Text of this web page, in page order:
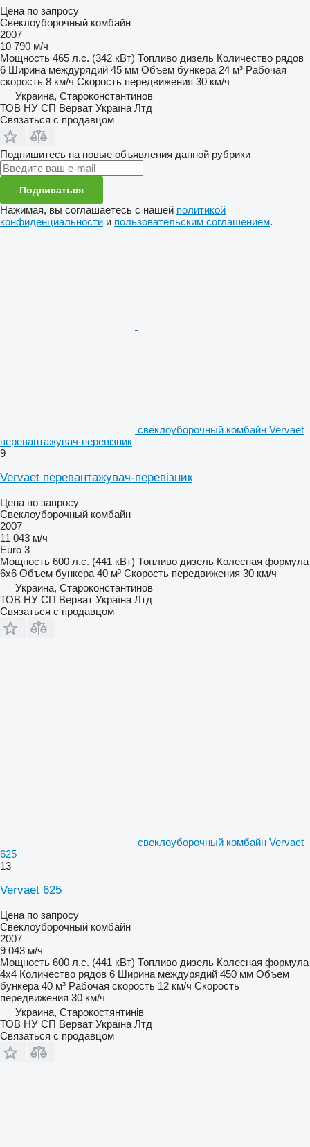
Цена по запросу
Свеклоуборочный комбайн
2007
10 790 м/ч
Мощность 465 л.с. (342 кВт) Топливо дизель Количество рядов
6 Ширина междурядий 45 мм Объем бункера 24 м³ Рабочая
скорость 8 км/ч Скорость передвижения 30 км/ч
Украина, Староконстантинов
ТОВ НУ СП Верват Україна Лтд
Связаться с продавцом
Подпишитесь на новые объявления данной рубрики
Подписаться
Нажимая, вы соглашаетесь с нашей политикой
конфиденциальности и пользовательским соглашением.
свеклоуборочный комбайн Vervaet
перевантажувач-перевізник
9
Vervaet перевантажувач-перевізник
Цена по запросу
Свеклоуборочный комбайн
2007
11 043 м/ч
Euro 3
Мощность 600 л.с. (441 кВт) Топливо дизель Колесная формула
6x6 Объем бункера 40 м³ Скорость передвижения 30 км/ч
Украина, Староконстантинов
ТОВ НУ СП Верват Україна Лтд
Связаться с продавцом
свеклоуборочный комбайн Vervaet
625
13
Vervaet 625
Цена по запросу
Свеклоуборочный комбайн
2007
9 043 м/ч
Мощность 600 л.с. (441 кВт) Топливо дизель Колесная формула
4x4 Количество рядов 6 Ширина междурядий 450 мм Объем
бункера 40 м³ Рабочая скорость 12 км/ч Скорость
передвижения 30 км/ч
Украина, Старокостянтинів
ТОВ НУ СП Верват Україна Лтд
Связаться с продавцом